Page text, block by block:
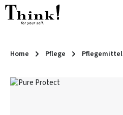
Zum Hauptinhalt springen
Home Pflege Pflegemittel
Bildergalerie überspringen